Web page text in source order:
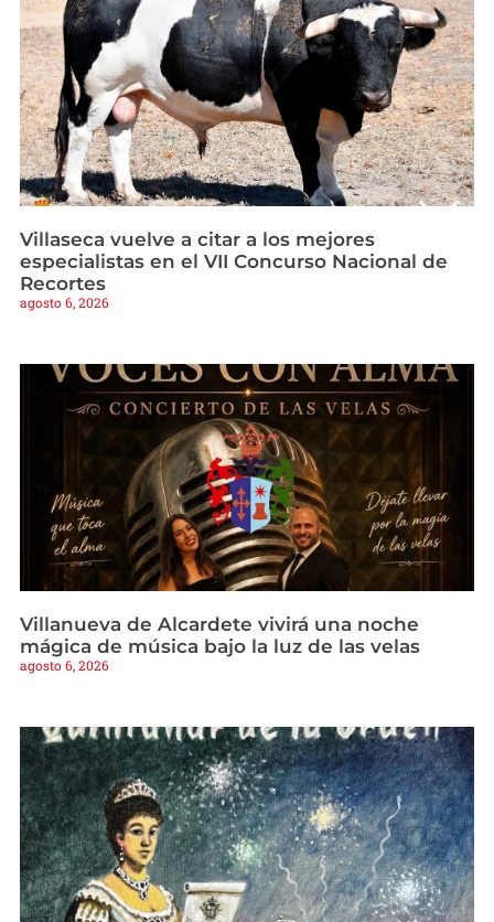
Villaseca vuelve a citar a los mejores
especialistas en el VII Concurso Nacional de
Recortes
agosto 6, 2026
Villanueva de Alcardete vivirá una noche
mágica de música bajo la luz de las velas
agosto 6, 2026